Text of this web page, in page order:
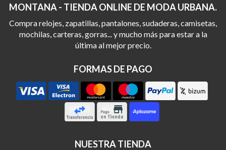
MONTANA - TIENDA ONLINE DE MODA URBANA.
Compra relojes, zapatillas, pantalones, sudaderas, camisetas,
mochilas, carteras, gorras... y mucho más para estar a la
última al mejor precio.
FORMAS DE PAGO
NUESTRA TIENDA